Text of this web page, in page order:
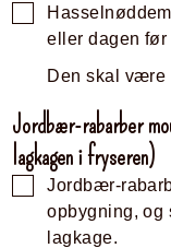
eller dagen
Den skal være
Jordbær-rabarber
lagkagen i fryseren)
Jordbær-
opbygning, og
lagkage.